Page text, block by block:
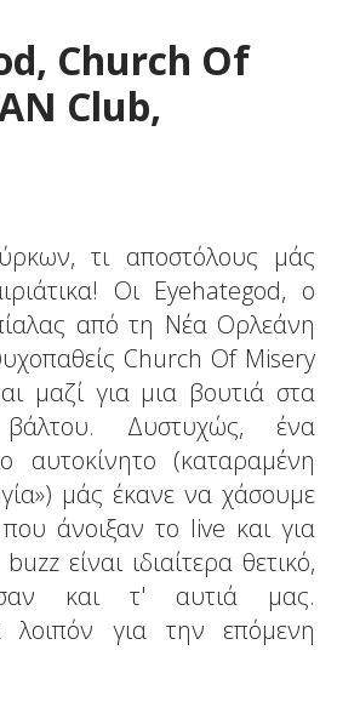
Church Of
Club,
τι αποστόλους μάς
Οι Eyehategod, o
από τη Νέα Ορλεάνη
Church Of Misery
μαζί για μια βουτιά στα
Δυστυχώς, ένα
(καταραμένη
μάς έκανε να χάσουμε
άνοιξαν το live και για
είναι ιδιαίτερα θετικό,
και τ' αυτιά μας.
λοιπόν για την επόμενη